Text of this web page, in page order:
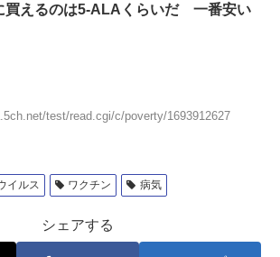
買えるのは5-ALAくらいだ 一番安い
test/read.cgi/c/poverty/1693912627
イルス ワクチン 病気
シェアする